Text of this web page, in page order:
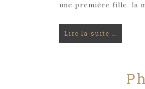
une première fille, la
Lire la suite …